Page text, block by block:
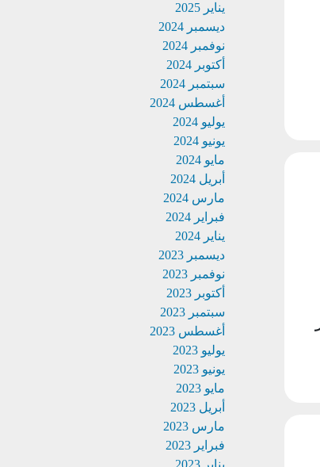
يناير 2025
ديسمبر 2024
نوفمبر 2024
أكتوبر 2024
سبتمبر 2024
أغسطس 2024
يوليو 2024
يونيو 2024
مايو 2024
أبريل 2024
مارس 2024
فبراير 2024
يناير 2024
ديسمبر 2023
نوفمبر 2023
أكتوبر 2023
سبتمبر 2023
أغسطس 2023
يوليو 2023
يونيو 2023
مايو 2023
أبريل 2023
مارس 2023
فبراير 2023
يناير 2023